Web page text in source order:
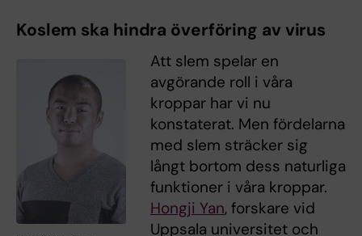
Koslem ska hindra överföring av virus
Att slem spelar en
avgörande roll i våra
kroppar har vi nu
konstaterat. Men fördelarna
med slem sträcker sig
långt bortom dess naturliga
funktioner i våra kroppar.
Hongji Yan, forskare vid
Uppsala universitet och